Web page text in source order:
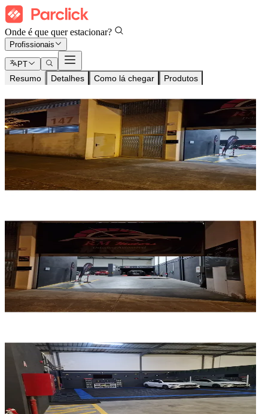
Onde é que quer estacionar?
Profissionais
PT
Resumo Detalhes Como lá chegar Produtos